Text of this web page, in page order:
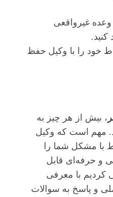
غیرواقعی
کنید.
خود را با وکیل حفظ
، بیش از هر چیز به
مهم است که وکیل
مشکل شما را
و حرفه‌ای قابل
کردیم با معرفی
و پاسخ به سوالات